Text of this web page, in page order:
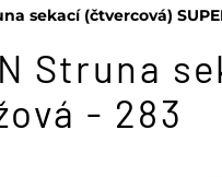
sekací (čtvercová)
Struna
- 283